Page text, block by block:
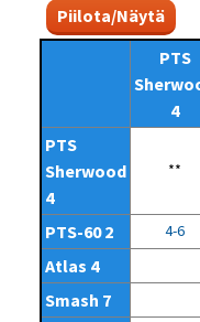
Piilota/Näytä
PTS
4
PTS
Sherwood
4
**
PTS-60 2 4-6
Atlas 4
Smash 7